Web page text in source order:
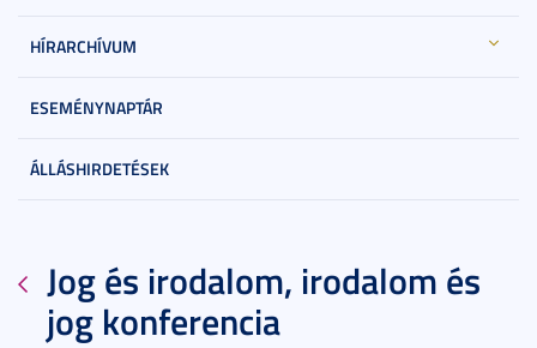
HÍRARCHÍVUM
ESEMÉNYNAPTÁR
ÁLLÁSHIRDETÉSEK
Jog és irodalom, irodalom és
jog konferencia